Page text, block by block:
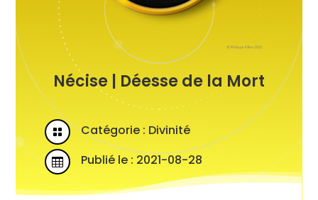
Nécise | Déesse de la Mort
 Catégorie : Divinité
 Publié le : 2021-08-28